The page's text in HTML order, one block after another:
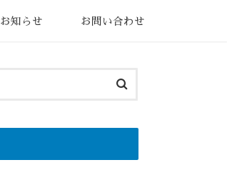
お知らせ お問い合わせ